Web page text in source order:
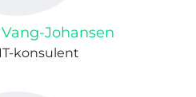
Johansen
konsulent